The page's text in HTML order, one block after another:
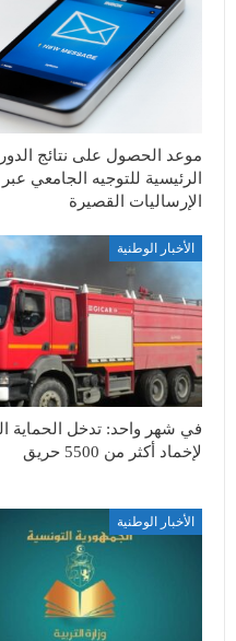
موعد الحصول على نتائج
الرئيسية للتوجيه الجامعي عبر
الإرساليات القصيرة
الأخبار الوطنية
في شهر واحد: تدخل الحماية
لإخماد أكثر من 5500 حريق
الأخبار الوطنية